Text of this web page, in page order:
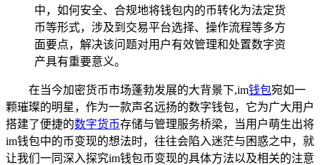
中，如何安全、合规地将钱包内的币转化为法定货
币等形式，涉及到交易平台选择、操作流程等多方
面要点，解决该问题对用户有效管理和处置数字资
产具有重要意义。
在当今加密货币市场蓬勃发展的大背景下,im钱包宛如一
颗璀璨的明星，作为一款声名远扬的数字钱包，它为广大用户
搭建了便捷的数字货币存储与管理服务桥梁，当用户萌生出将
im钱包中的币变现的想法时，往往会陷入迷茫与困惑之中，就
让我们一同深入探究im钱包币变现的具体方法以及相关的注意